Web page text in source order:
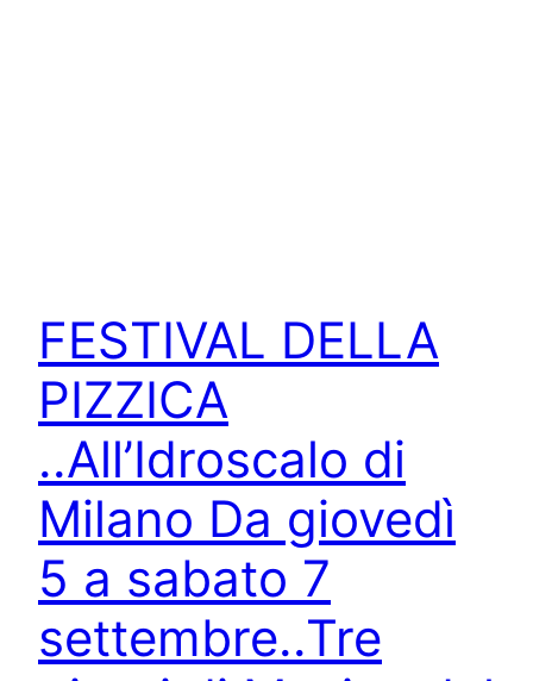
FESTIVAL DELLA
PIZZICA
..All’Idroscalo di
Milano Da giovedì
5 a sabato 7
settembre..Tre